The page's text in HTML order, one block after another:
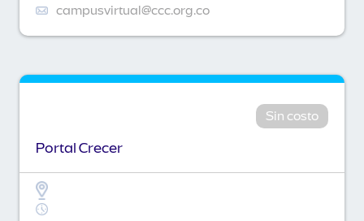
campusvirtual@ccc.org.co
Sin costo
Portal Crecer